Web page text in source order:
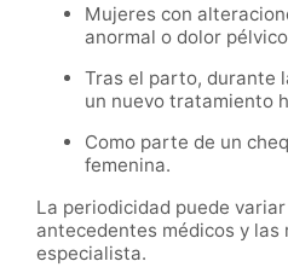
Mujeres con
anormal o dolor
Tras el parto, durante
un nuevo tratamiento
Como parte de un
femenina.
La periodicidad puede
antecedentes médicos y las
especialista.